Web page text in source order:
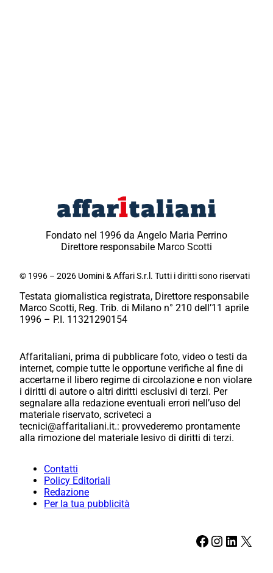
Fondato nel 1996 da Angelo Maria Perrino
Direttore responsabile Marco Scotti
© 1996 – 2026 Uomini & Affari S.r.l. Tutti i diritti sono riservati
Testata giornalistica registrata, Direttore responsabile
Marco Scotti, Reg. Trib. di Milano n° 210 dell’11 aprile
1996 – P.I. 11321290154
Affaritaliani, prima di pubblicare foto, video o testi da
internet, compie tutte le opportune verifiche al fine di
accertarne il libero regime di circolazione e non violare
i diritti di autore o altri diritti esclusivi di terzi. Per
segnalare alla redazione eventuali errori nell’uso del
materiale riservato, scriveteci a
tecnici@affaritaliani.it.: provvederemo prontamente
alla rimozione del materiale lesivo di diritti di terzi.
Contatti
Policy Editoriali
Redazione
Per la tua pubblicità
Facebook Instagram LinkedIn X